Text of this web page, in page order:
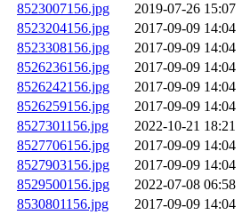
8523007156.jpg
2019-07-26 15:07
8523204156.jpg
2017-09-09 14:04
8523308156.jpg
2017-09-09 14:04
8526236156.jpg
2017-09-09 14:04
8526242156.jpg
2017-09-09 14:04
8526259156.jpg
2017-09-09 14:04
8527301156.jpg
2022-10-21 18:21
8527706156.jpg
2017-09-09 14:04
8527903156.jpg
2017-09-09 14:04
8529500156.jpg
2022-07-08 06:58
8530801156.jpg
2017-09-09 14:04